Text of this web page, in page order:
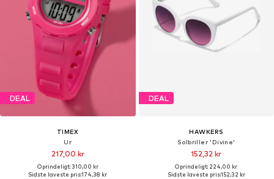
DEAL
TIMEX
Ur
217,00 kr
Oprindeligt: 310,00 kr
Sidste laveste pris:174,38 kr
DEAL
HAWKERS
Solbriller 'Divine'
152,32 kr
Oprindeligt: 224,00 kr
Sidste laveste pris:152,32 kr